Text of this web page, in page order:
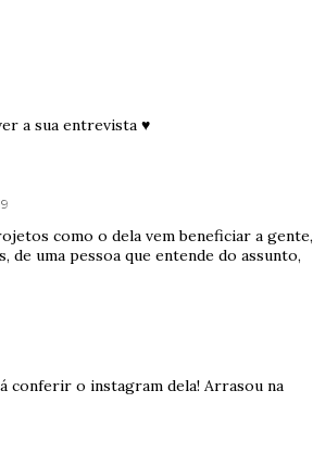
a sua entrevista ♥
como o dela vem beneficiar a gente,
de uma pessoa que entende do assunto,
conferir o instagram dela! Arrasou na